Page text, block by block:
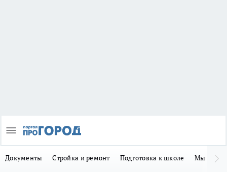
Документы Стройка и ремонт Подготовка к школе Мы в MAX